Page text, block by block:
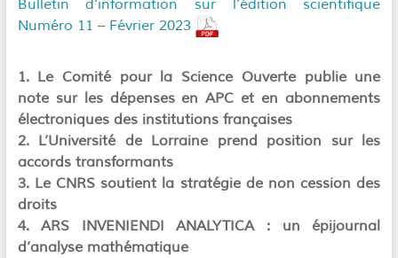
Bulletin d’information sur l’édition scientifique
Numéro 11 – Février 2023
1. Le Comité pour la Science Ouverte publie une
note sur les dépenses en APC et en abonnements
électroniques des institutions françaises
2. L’Université de Lorraine prend position sur les
accords transformants
3. Le CNRS soutient la stratégie de non cession des
droits
4. ARS INVENIENDI ANALYTICA : un épijournal
d’analyse mathématique